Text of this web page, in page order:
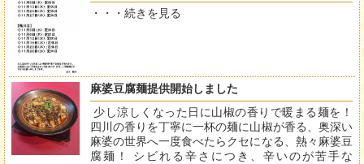
・・・ 続きを見る
麻婆豆腐麺提供開始しました
少し涼しくなった日に山椒の香りで暖まる麺を！
四川の香りを丁寧に一杯の麺に山椒が香る、奥深い
麻婆の世界へ一度食べたらクセになる、熱々麻婆豆
腐麺！ シビれる辛さにつき、辛いのが苦手な